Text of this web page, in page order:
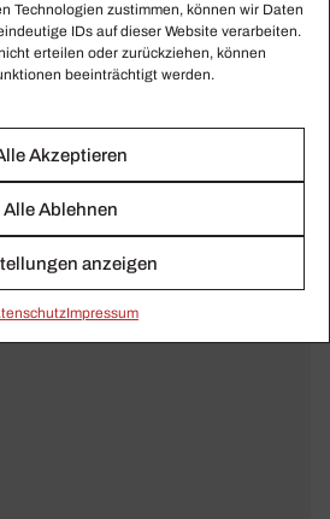
Technologien zustimmen, können wir Daten
IDs auf dieser Website verarbeiten.
erteilen oder zurückziehen, können
beeinträchtigt werden.
Akzeptieren
Alle Ablehnen
anzeigen
Impressum